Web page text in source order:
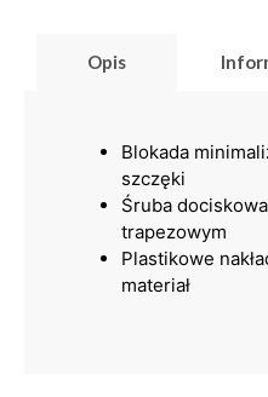
Opis
Blokada
szczęki
Śruba
trapezowym
Plastikowe
materiał